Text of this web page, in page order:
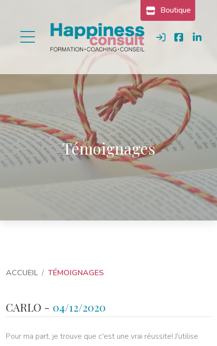
Boutique
Se connecter
Témoignages
ACCUEIL TÉMOIGNAGES
CARLO - 04/12/2020
Pour ma part, je trouve que c'est une vrai réussite! J'utilise